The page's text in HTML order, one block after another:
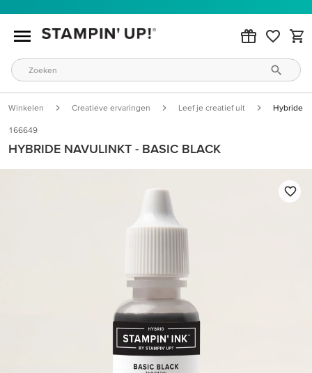
Winkelen Creatieve ervaringen Leef je creatief uit Hybride
166649
HYBRIDE NAVULINKT - BASIC BLACK